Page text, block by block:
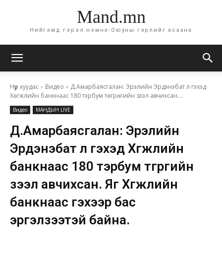
Mand.mn
Нийгэмд гэрэл нэмнэ-Оюуны гэрлийг асаана
Нүүр хуудас Видео
Д.Амарбаясгалан: Эрэлийн Эрдэнэбат л гэхэд
Хөгжлийн банкнаас 180 тэрбум төгрөгийн зээл авчихсан....
Видео МАНДЫН LIVE
Д.Амарбаясгалан: Эрэлийн
Эрдэнэбат л гэхэд Хөгжлийн
банкнаас 180 тэрбум төгрөгийн
зээл авчихсан. Яг Хөгжлийн
банкнаас гэхээр бас
эргэлзээтэй байна.